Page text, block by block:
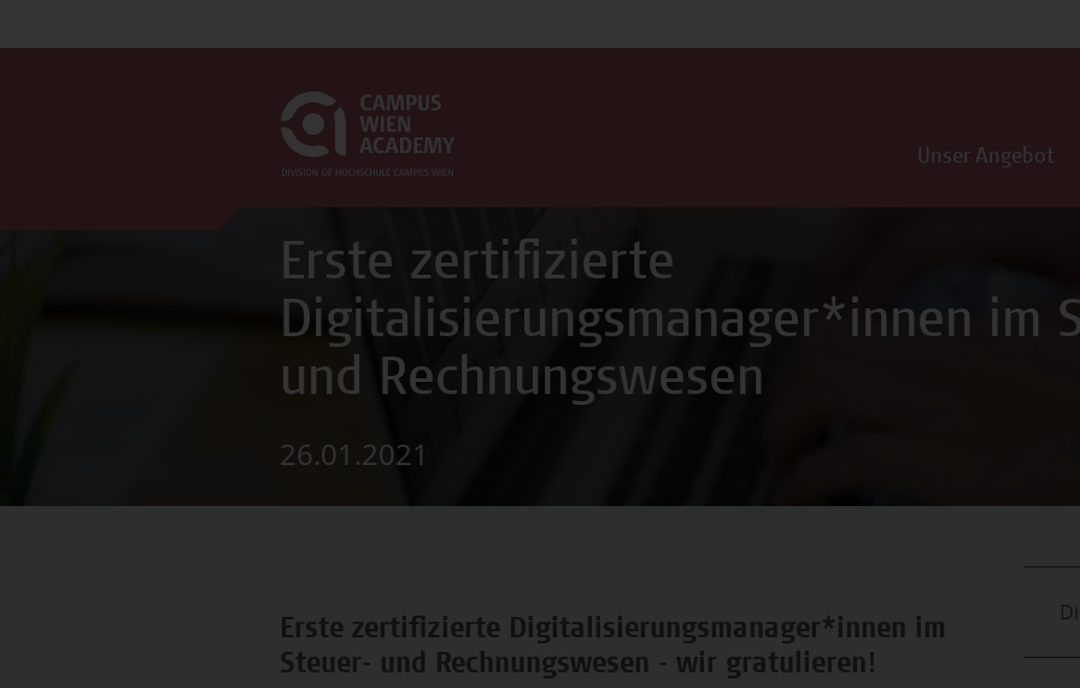
Unser Angebot
Erste zertifizierte
Digitalisierungsmanager*innen im
und Rechnungswesen
26.01.2021
Erste zertifizierte Digitalisierungsmanager*innen im
Steuer- und Rechnungswesen - wir gratulieren!